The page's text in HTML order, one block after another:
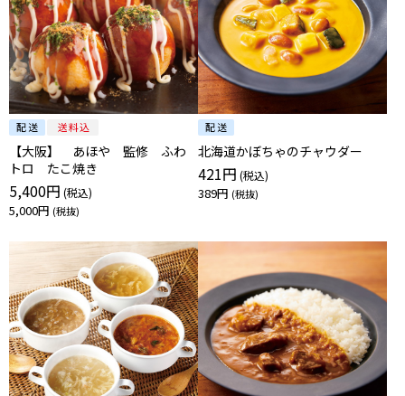
【大阪】 あほや 監修 ふわ
トロ たこ焼き
5,400円
5,000円
北海道かぼちゃのチャウダー
421円
389円